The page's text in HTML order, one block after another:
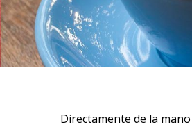
Directamente de la